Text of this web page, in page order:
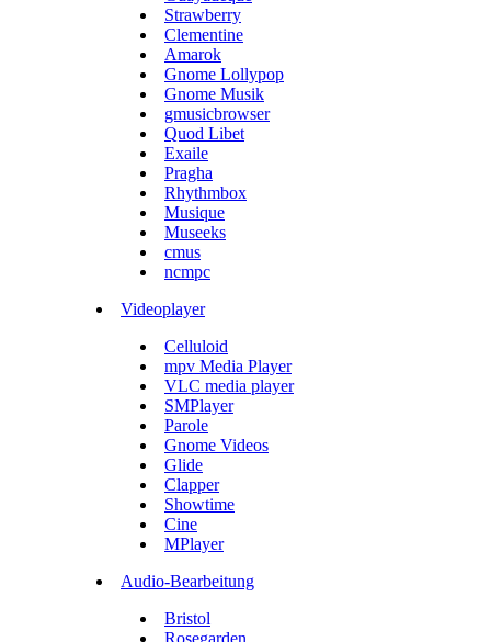
Strawberry
Clementine
Amarok
Gnome Lollypop
Gnome Musik
gmusicbrowser
Quod Libet
Exaile
Pragha
Rhythmbox
Musique
Museeks
cmus
ncmpc
Videoplayer
Celluloid
mpv Media Player
VLC media player
SMPlayer
Parole
Gnome Videos
Glide
Clapper
Showtime
Cine
MPlayer
Audio-Bearbeitung
Bristol
Rosegarden